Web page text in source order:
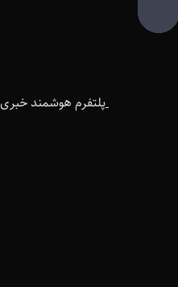
پلتفرم هوشمند خبری